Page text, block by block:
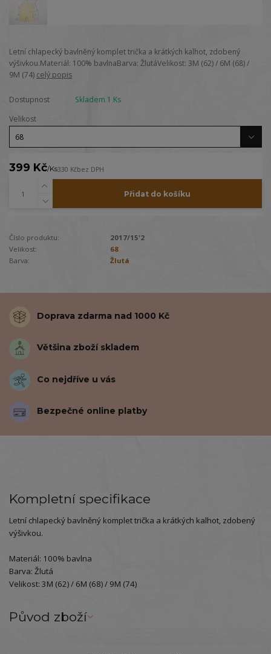
Letní chlapecký bavlněný komplet trička a krátkých kalhot, zdobený
výšivkou.Materiál: 100% bavlnaBarva: ŽlutáVelikost: 3M (62) / 6M (68) /
9M (74) celý popis
Dostupnost
Skladem 1 Ks
Velikost
399 Kč/Ks330 Kčbez DPH
Přidat do košíku
Číslo produktu:
2017/15'2
Velikost:
68
Barva:
Žlutá
Doprava zdarma nad 1000 Kč
Většina zboží skladem
Co nejdříve u vás
Bezpečné online platby
Kompletní specifikace
Letní chlapecký bavlněný komplet trička a krátkých kalhot, zdobený
výšivkou.
Materiál: 100% bavlna
Barva: Žlutá
Velikost: 3M (62) / 6M (68) / 9M (74)
Původ zboží